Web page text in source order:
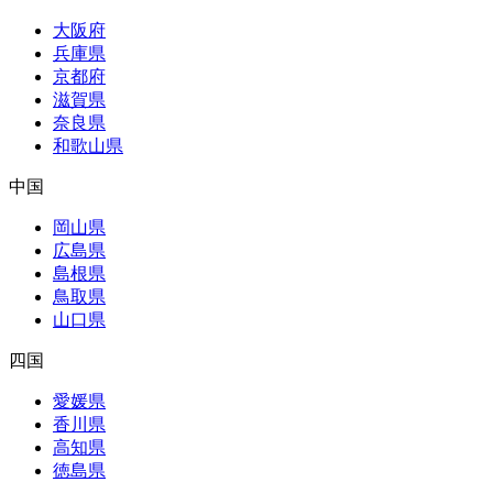
大阪府
兵庫県
京都府
滋賀県
奈良県
和歌山県
中国
岡山県
広島県
島根県
鳥取県
山口県
四国
愛媛県
香川県
高知県
徳島県